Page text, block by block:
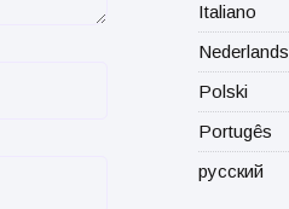
Italiano
Nederlands
Polski
Portugês
русский